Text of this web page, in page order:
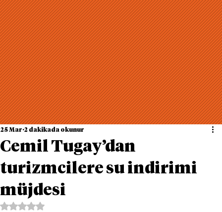
Cemil Tugay’dan
turizmcilere su indirimi
müjdesi
25 Mar 2 dakikada okunur
5 üzerinden NaN yıldız